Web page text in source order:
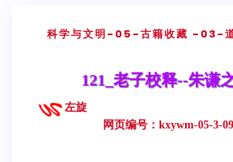
科学与文明-05-古籍收藏 -03-
121_老子校释--朱谦
左旋
网页编号：kxywm-05-3-